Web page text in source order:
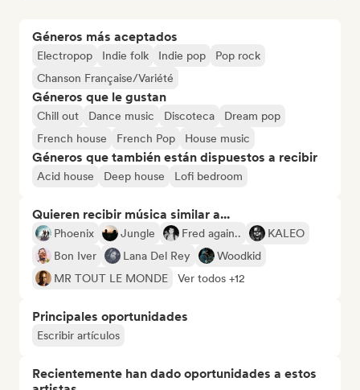
Géneros más aceptados
Electropop Indie folk Indie pop
Pop rock
Chanson Française/Variété
Géneros que le gustan
Chill out Dance music Discoteca
Dream pop
French house
French Pop House music
Géneros que también están dispuestos a recibir
Acid house Deep house Lofi bedroom
Quieren recibir música similar a...
Phoenix Jungle Fred again..
KALEO
Bon Iver
Lana Del Rey
Woodkid
MR TOUT LE MONDE
Ver todos +12
Principales oportunidades
Escribir artículos
Recientemente han dado oportunidades a estos